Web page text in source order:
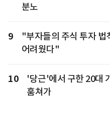
분노
9
"부자들의 주식 투자 법
어려웠다"
10
'당근'에서 구한 20대
훔쳐가